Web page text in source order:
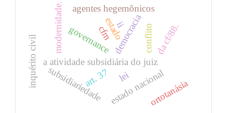
a atividade subsidiária do juiz
conflito
estado
lei
subsidiariedade
modernidade. democracia
agentes hegemônicos
estado nacional
governance
cfm
ortotanásia
inquérito civil da cf/88.
ii
art. 37